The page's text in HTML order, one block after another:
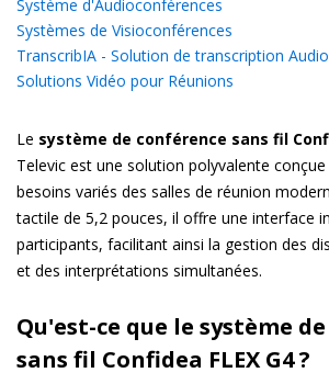
Système d'Audioconférences
Systèmes de Visioconférences
TranscribIA - Solution de transcription Audio
Solutions Vidéo pour Réunions
Le système de conférence sans fil
Televic est une solution polyvalente
besoins variés des salles de réunion
tactile de 5,2 pouces, il offre une interface
participants, facilitant ainsi la gestion des
et des interprétations simultanées.
Qu'est-ce que le système
sans fil Confidea FLEX G4 ?